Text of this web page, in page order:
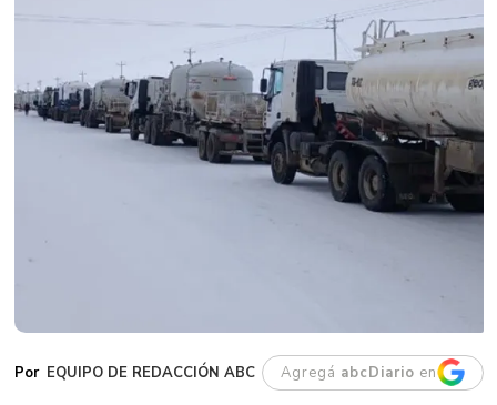
EQUIPO DE REDACCIÓN ABC Agregá abcDiario en